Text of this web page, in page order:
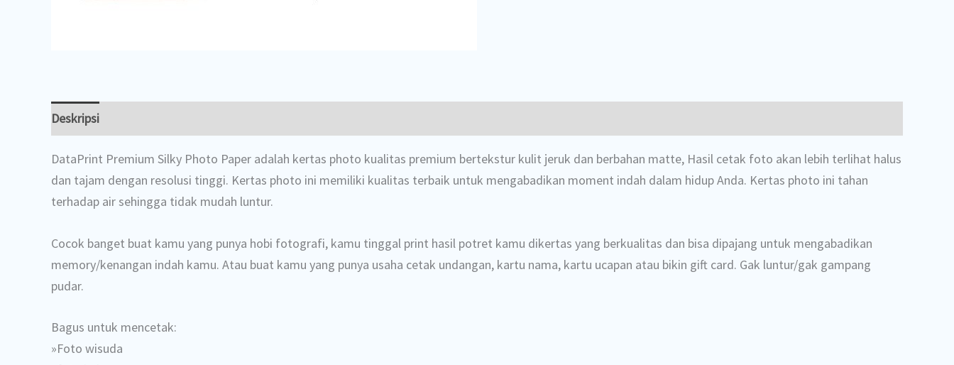
Deskripsi
DataPrint Premium Silky Photo Paper adalah kertas photo kualitas premium bertekstur kulit jeruk dan berbahan matte, Hasil cetak foto akan lebih terlihat halus
dan tajam dengan resolusi tinggi. Kertas photo ini memiliki kualitas terbaik untuk mengabadikan moment indah dalam hidup Anda. Kertas photo ini tahan
terhadap air sehingga tidak mudah luntur.
Cocok banget buat kamu yang punya hobi fotografi, kamu tinggal print hasil potret kamu dikertas yang berkualitas dan bisa dipajang untuk mengabadikan
memory/kenangan indah kamu. Atau buat kamu yang punya usaha cetak undangan, kartu nama, kartu ucapan atau bikin gift card. Gak luntur/gak gampang
pudar.
Bagus untuk mencetak:
»Foto wisuda